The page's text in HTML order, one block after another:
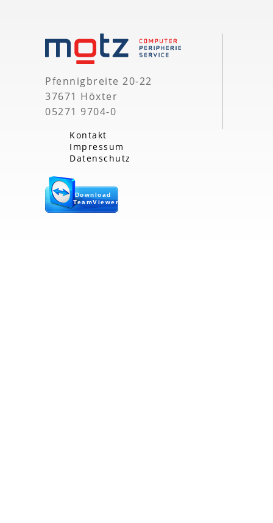
Pfennigbreite 20-22
37671 Höxter
05271 9704-0
Kontakt
Impressum
Datenschutz
Download
TeamViewer